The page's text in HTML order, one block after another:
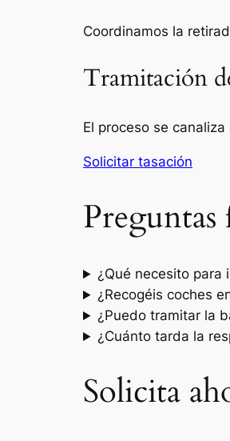
Coordinamos la
Tramitación
El proceso se
Solicitar tasación
Preguntas
¿Qué necesito para
¿Recogéis coches
¿Puedo tramitar la
¿Cuánto tarda la
Solicita